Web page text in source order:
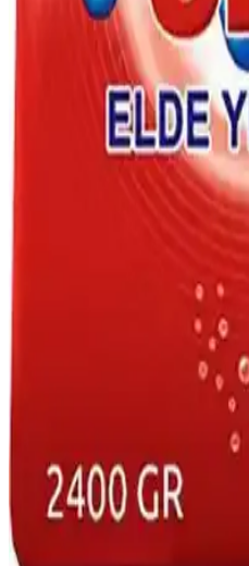
Bu karşılaştırma, 316 paslanmaz
kapasiteye sahip 3 bardaklı Mj
inceler. Vakumlu kapak,
gibi özelliklerle kullanıcı
Tablet ve Jel Bulaşık
Temizlikteki Farklı
Tablet ve jel bulaşık
kullanım önerileri ile temizlikte
Pril Losyon Aloe Vera:
Bulaşık Yıkama Deterjanı
Pril Losyon Aloe Vera, hassas
yıkama deterjanı. Aloe vera ve E
dengesi korur; soğuk suda etkili
tahrişten korur ve güvenli kullanım
Evde doğal ve etkili elde
hijyenik kıyafet bakımı
Evde elde yıkama yöntemleri,
kıyafetleri sağlıklı ve çevre dostu
Kimyasal içeriklerden uzak
sağlar.